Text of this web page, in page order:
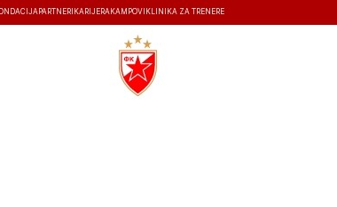
PARTNERI KARIJERA KAMPOVI KLINIKA ZA TRENERE